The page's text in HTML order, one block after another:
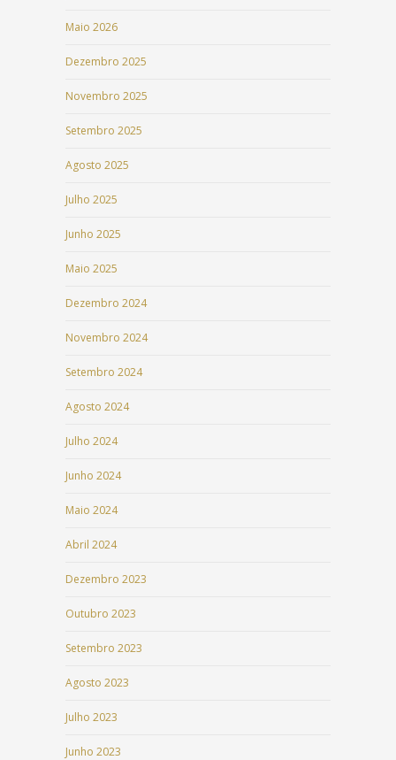
Maio 2026
Dezembro 2025
Novembro 2025
Setembro 2025
Agosto 2025
Julho 2025
Junho 2025
Maio 2025
Dezembro 2024
Novembro 2024
Setembro 2024
Agosto 2024
Julho 2024
Junho 2024
Maio 2024
Abril 2024
Dezembro 2023
Outubro 2023
Setembro 2023
Agosto 2023
Julho 2023
Junho 2023